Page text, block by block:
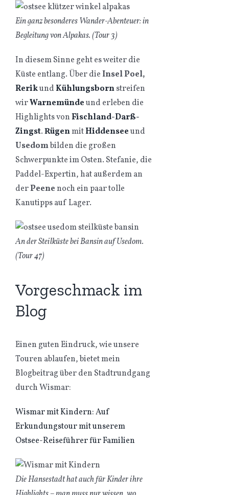
Ein ganz besonderes Wander-Abenteuer: in
Begleitung von Alpakas. (Tour 3)
In diesem Sinne geht es weiter die
Küste entlang. Über dieInsel Poel,
RerikundKühlungsbornstreifen
wirWarnemündeund erleben die
Highlights vonFischland-Darß-
Zingst.RügenmitHiddenseeund
Usedombilden die großen
Schwerpunkte im Osten. Stefanie, die
Paddel-Expertin, hat außerdem an
derPeenenoch ein paar tolle
Kanutipps auf Lager.
An der Steilküste bei Bansin auf Usedom.
(Tour 47)
Vorgeschmack im
Blog
Einen guten Eindruck, wie unsere
Touren ablaufen, bietet mein
Blogbeitrag über den Stadtrundgang
durch Wismar:
Wismar mit Kindern: Auf
Erkundungstour mit unserem
Ostsee-Reiseführer für Familien
Die Hansestadt hat auch für Kinder ihre